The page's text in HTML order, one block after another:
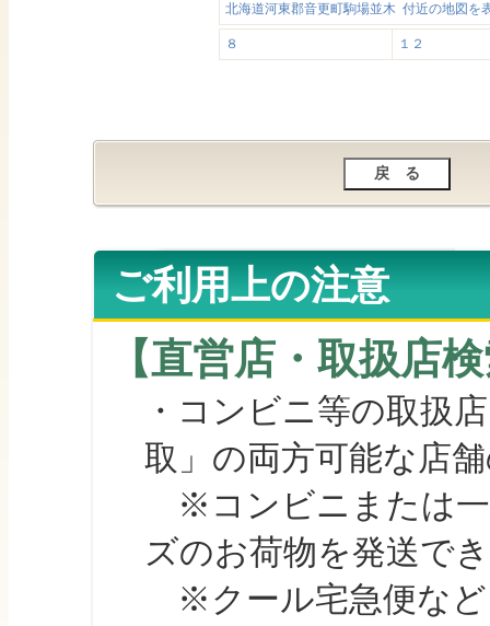
北海道河東郡音更町駒場並木 付近の地図を
８ １２
ご利用上の注意
【直営店・取扱店
・コンビニ等の取扱
取」の両方可能な店
※コンビニまたは一
ズのお荷物を発送で
※クール宅急便など